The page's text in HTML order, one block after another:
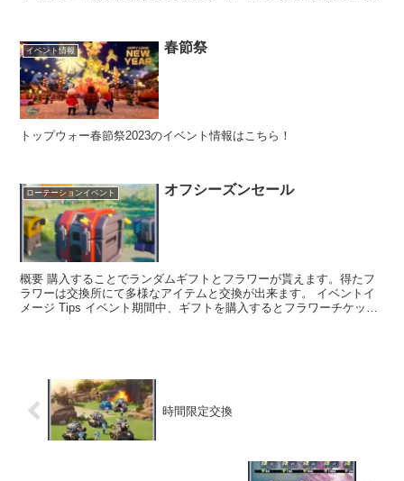
イベント情報 春節祭
トップウォー春節祭2023のイベント情報はこちら！
ローテーションイベント オフシーズンセール
概要 購入することでランダムギフトとフラワーが貰えます。得たフ
ラワーは交換所にて多様なアイテムと交換が出来ます。 イベントイ
メージ Tips イベント期間中、ギフトを購入するとフラワーチケット
時間限定交換